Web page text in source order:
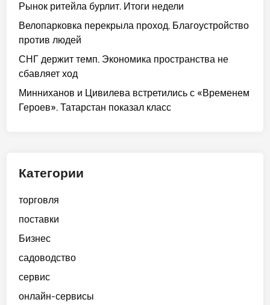
Рынок ритейла бурлит. Итоги недели
Велопарковка перекрыла проход. Благоустройство
против людей
СНГ держит темп. Экономика пространства не
сбавляет ход
Минниханов и Цивилева встретились с «Временем
Героев». Татарстан показал класс
Категории
торговля
поставки
Бизнес
садоводство
сервис
онлайн-сервисы